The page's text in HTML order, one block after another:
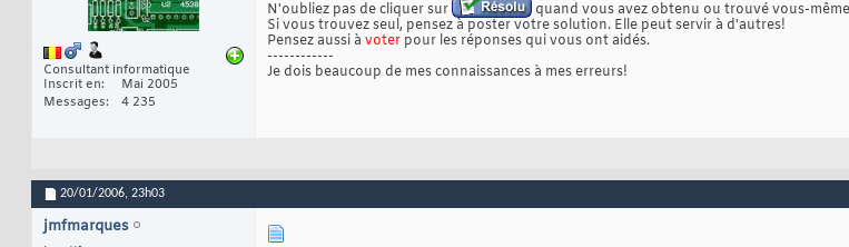
Consultant informatique
Inscrit en
Mai 2005
Messages
4 235
N'oubliez pas de cliquer sur
quand vous avez obtenu ou trouvé vous-
Si vous trouvez seul, pensez à poster votre solution. Elle peut servir à d'autres!
Pensez aussi à voter pour les réponses qui vous ont aidés.
------------
Je dois beaucoup de mes connaissances à mes erreurs!
20/01/2006, 23h03
jmfmarques